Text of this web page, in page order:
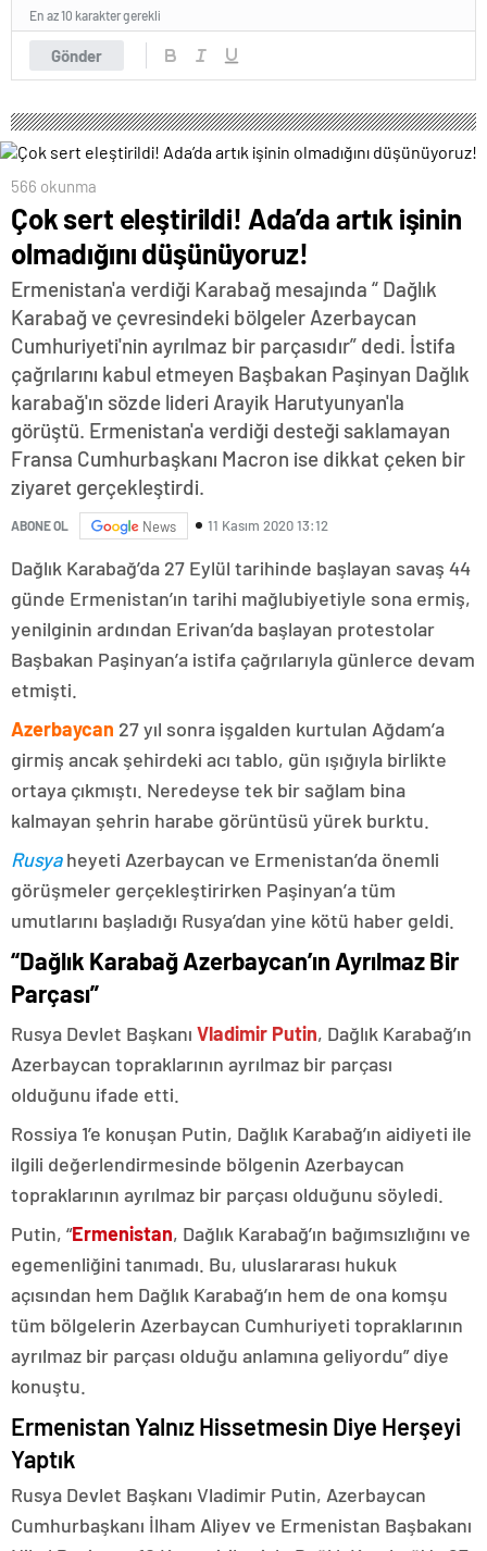
Gönder
En az 10 karakter gerekli
566 okunma
Çok sert eleştirildi! Ada’da artık işinin
olmadığını düşünüyoruz!
Ermenistan'a verdiği Karabağ mesajında “ Dağlık
Karabağ ve çevresindeki bölgeler Azerbaycan
Cumhuriyeti'nin ayrılmaz bir parçasıdır” dedi. İstifa
çağrılarını kabul etmeyen Başbakan Paşinyan Dağlık
karabağ'ın sözde lideri Arayik Harutyunyan'la
görüştü. Ermenistan'a verdiği desteği saklamayan
Fransa Cumhurbaşkanı Macron ise dikkat çeken bir
ziyaret gerçekleştirdi.
ABONE OL News 11 Kasım 2020 13:12
Dağlık Karabağ’da 27 Eylül tarihinde başlayan savaş 44
günde Ermenistan’ın tarihi mağlubiyetiyle sona ermiş,
yenilginin ardından Erivan’da başlayan protestolar
Başbakan Paşinyan’a istifa çağrılarıyla günlerce devam
etmişti.
Azerbaycan 27 yıl sonra işgalden kurtulan Ağdam’a
girmiş ancak şehirdeki acı tablo, gün ışığıyla birlikte
ortaya çıkmıştı. Neredeyse tek bir sağlam bina
kalmayan şehrin harabe görüntüsü yürek burktu.
Rusyaheyeti Azerbaycan ve Ermenistan’da önemli
görüşmeler gerçekleştirirken Paşinyan’a tüm
umutlarını başladığı Rusya’dan yine kötü haber geldi.
“Dağlık Karabağ Azerbaycan’ın Ayrılmaz Bir
Parçası”
Rusya Devlet Başkanı Vladimir Putin, Dağlık Karabağ’ın
Azerbaycan topraklarının ayrılmaz bir parçası
olduğunu ifade etti.
Rossiya 1’e konuşan Putin, Dağlık Karabağ’ın aidiyeti ile
ilgili değerlendirmesinde bölgenin Azerbaycan
topraklarının ayrılmaz bir parçası olduğunu söyledi.
Putin, “Ermenistan, Dağlık Karabağ’ın bağımsızlığını ve
egemenliğini tanımadı. Bu, uluslararası hukuk
açısından hem Dağlık Karabağ’ın hem de ona komşu
tüm bölgelerin Azerbaycan Cumhuriyeti topraklarının
ayrılmaz bir parçası olduğu anlamına geliyordu” diye
konuştu.
Ermenistan Yalnız Hissetmesin Diye Herşeyi
Yaptık
Rusya Devlet Başkanı Vladimir Putin, Azerbaycan
Cumhurbaşkanı İlham Aliyev ve Ermenistan Başbakanı